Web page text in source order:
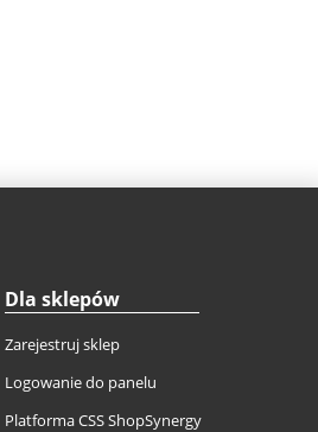
Dla sklepów
Zarejestruj sklep
Logowanie do panelu
Platforma CSS ShopSynergy